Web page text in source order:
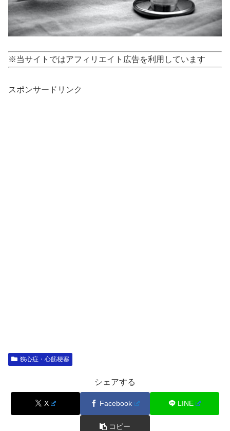
※当サイトではアフィリエイト広告を利用しています
スポンサードリンク
狭心症・心筋梗塞
シェアする
X Facebook LINE
コピー